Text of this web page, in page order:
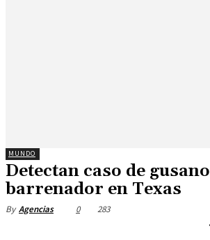
MUNDO
Detectan caso de gusano
barrenador en Texas
By Agencias 0 283